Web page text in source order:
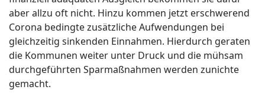
aber allzu oft nicht. Hinzu kommen jetzt erschwerend
Corona bedingte zusätzliche Aufwendungen bei
gleichzeitig sinkenden Einnahmen. Hierdurch geraten
die Kommunen weiter unter Druck und die mühsam
durchgeführten Sparmaßnahmen werden zunichte
gemacht.